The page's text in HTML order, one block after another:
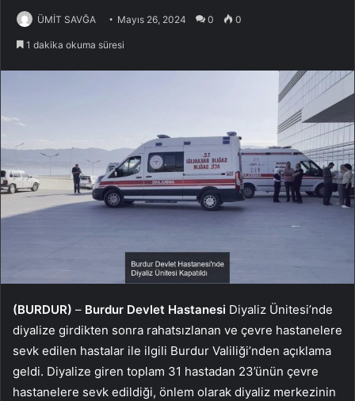
ÜMİT SAVĞA Mayıs 26, 2024 0 0
1 dakika okuma süresi
(BURDUR) – Burdur Devlet Hastanesi Diyaliz Ünitesi’nde
diyalize girdikten sonra rahatsızlanan ve çevre hastanelere
sevk edilen hastalar ile ilgili Burdur Valiliği’nden açıklama
geldi. Diyalize giren toplam 31 hastadan 23’ünün çevre
hastanelere sevk edildiği, önlem olarak diyaliz merkezinin